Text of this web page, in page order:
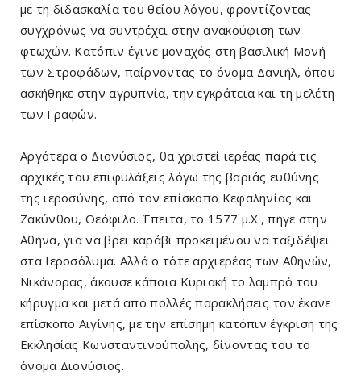
με τη διδασκαλία του θείου λόγου, φροντίζοντας
συγχρόνως να συντρέχει στην ανακούφιση των
φτωχών. Κατόπιν έγινε μοναχός στη βασιλική Μονή
των Στροφάδων, παίρνοντας το όνομα Δανιήλ, όπου
ασκήθηκε στην αγρυπνία, την εγκράτεια και τη μελέτη
των Γραφών.
Αργότερα ο Διονύσιος, θα χριστεί ιερέας παρά τις
αρχικές του επιφυλάξεις λόγω της βαριάς ευθύνης
της ιεροσύνης, από τον επίσκοπο Κεφαληνίας και
Ζακύνθου, Θεόφιλο. Έπειτα, το 1577 μ.Χ., πήγε στην
Αθήνα, για να βρει καράβι προκειμένου να ταξιδέψει
στα Ιεροσόλυμα. Αλλά ο τότε αρχιερέας των Αθηνών,
Νικάνορας, άκουσε κάποια Κυριακή το λαμπρό του
κήρυγμα και μετά από πολλές παρακλήσεις τον έκανε
επίσκοπο Αιγίνης, με την επίσημη κατόπιν έγκριση της
Εκκλησίας Κωνσταντινούπολης, δίνοντας του το
όνομα Διονύσιος.